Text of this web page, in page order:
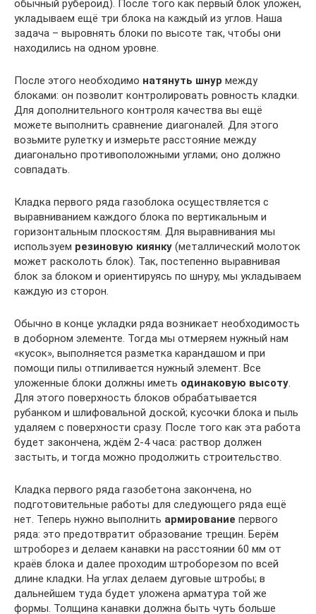
обычный рубероид). После того как первый блок уложен,
укладываем ещё три блока на каждый из углов. Наша
задача – выровнять блоки по высоте так, чтобы они
находились на одном уровне.
После этого необходимо натянуть шнур между
блоками: он позволит контролировать ровность кладки.
Для дополнительного контроля качества вы ещё
можете выполнить сравнение диагоналей. Для этого
возьмите рулетку и измерьте расстояние между
диагонально противоположными углами; оно должно
совпадать.
Кладка первого ряда газоблока осуществляется с
выравниванием каждого блока по вертикальным и
горизонтальным плоскостям. Для выравнивания мы
используем резиновую киянку (металлический молоток
может расколоть блок). Так, постепенно выравнивая
блок за блоком и ориентируясь по шнуру, мы укладываем
каждую из сторон.
Обычно в конце укладки ряда возникает необходимость
в доборном элементе. Тогда мы отмеряем нужный нам
«кусок», выполняется разметка карандашом и при
помощи пилы отпиливается нужный элемент. Все
уложенные блоки должны иметь одинаковую высоту
Для этого поверхность блоков обрабатывается
рубанком и шлифовальной доской; кусочки блока и пыль
удаляем с поверхности сразу. После того как эта работа
будет закончена, ждём 2-4 часа: раствор должен
застыть, и тогда можно продолжить строительство.
Кладка первого ряда газобетона закончена, но
подготовительные работы для следующего ряда ещё
нет. Теперь нужно выполнить армирование первого
ряда: это предотвратит образование трещин. Берём
штроборез и делаем канавки на расстоянии 60 мм от
краёв блока и далее проходим штроборезом по всей
длине кладки. На углах делаем дуговые штробы; в
дальнейшем туда будет уложена арматура той же
формы. Толщина канавки должна быть чуть больше